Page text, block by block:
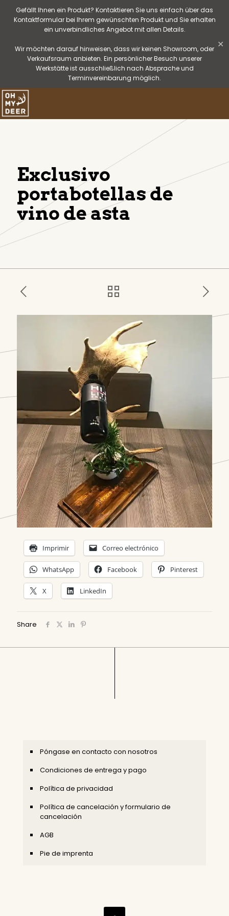
Gefällt Ihnen ein Produkt? Kontaktieren Sie uns einfach über das
Kontaktformular bei Ihrem gewünschten Produkt und Sie erhalten
ein unverbindliches Angebot mit allen Details.
Wir möchten darauf hinweisen, dass wir keinen Showroom, oder
Verkaufsraum anbieten. Ein persönlicher Besuch unserer
Werkstätte ist ausschließlich nach Absprache und
Terminvereinbarung möglich.
✕
Exclusivo
portabotellas de
vino de asta
Imprimir Correo electrónico
WhatsApp Facebook Pinterest
X LinkedIn
Share
Póngase en contacto con nosotros
Condiciones de entrega y pago
Política de privacidad
Política de cancelación y formulario de
cancelación
AGB
Pie de imprenta